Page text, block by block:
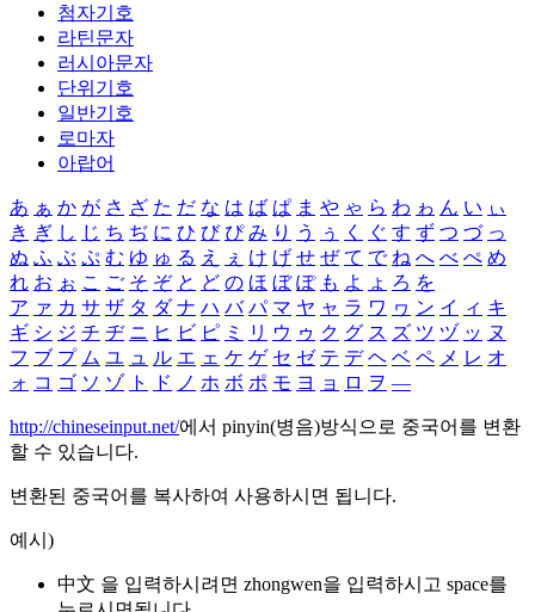
첨자기호
라틴문자
러시아문자
단위기호
일반기호
로마자
아랍어
あ ぁ か が さ ざ た だ な は ば ぱ ま や ゃ ら わ ゎ ん い ぃ
き ぎ し じ ち ぢ に ひ び ぴ み り う ぅ く ぐ す ず つ づ っ
ぬ ふ ぶ ぷ む ゆ ゅ る え ぇ け げ せ ぜ て で ね へ べ ぺ め
れ お ぉ こ ご そ ぞ と ど の ほ ぼ ぽ も よ ょ ろ を
ア ァ カ サ ザ タ ダ ナ ハ バ パ マ ヤ ャ ラ ワ ヮ ン イ ィ キ
ギ シ ジ チ ヂ ニ ヒ ビ ピ ミ リ ウ ゥ ク グ ス ズ ツ ヅ ッ ヌ
フ ブ プ ム ユ ュ ル エ ェ ケ ゲ セ ゼ テ デ ヘ ベ ペ メ レ オ
ォ コ ゴ ソ ゾ ト ド ノ ホ ボ ポ モ ヨ ョ ロ ヲ ―
http://chineseinput.net/에서 pinyin(병음)방식으로 중국어를 변환
할 수 있습니다.
변환된 중국어를 복사하여 사용하시면 됩니다.
예시)
中文 을 입력하시려면 zhongwen을 입력하시고 space를